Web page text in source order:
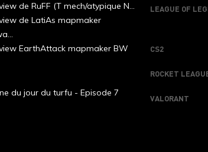
de RuFF (T mech/atypique N...
de LatiAs mapmaker
EarthAttack mapmaker BW
du jour du turfu - Episode 7
LEAGUE OF
CS2
ROCKET
VALORANT